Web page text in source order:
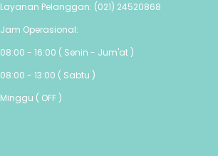
Layanan Pelanggan: (021) 24520868
Jam Operasional:
08:00 - 16:00 ( Senin - Jum'at )
08:00 - 13:00 ( Sabtu )
Minggu ( OFF )